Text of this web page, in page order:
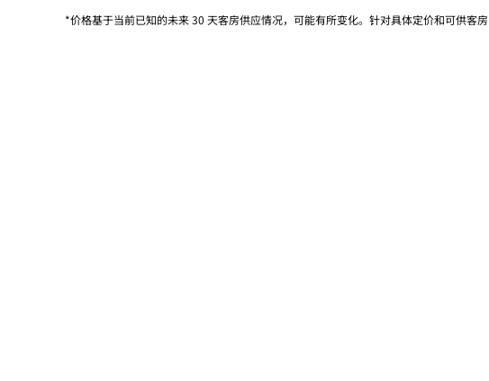
*价格基于当前已知的未来 30 天客房供应情况，可能有所变化。针对具体定价和可供客房